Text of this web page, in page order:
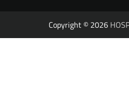
Copyright © 2026